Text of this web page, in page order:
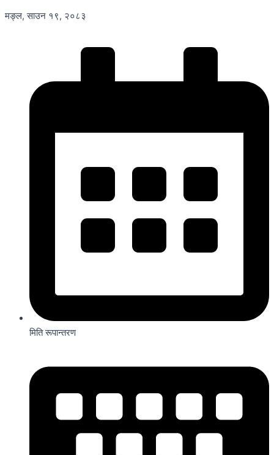
मङ्ल, साउन १९, २०८३
मिति रूपान्तरण